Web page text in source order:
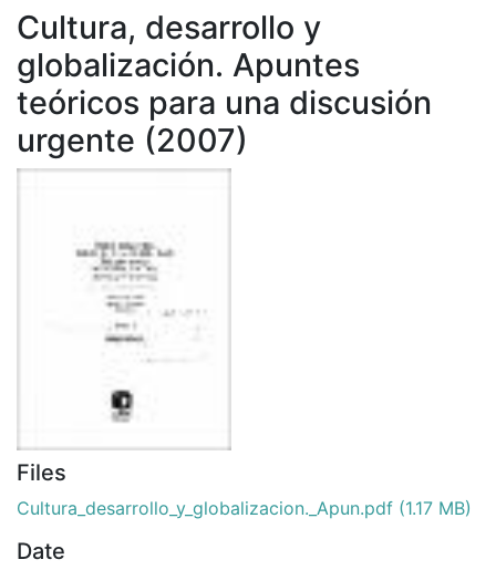
All of DSpace
Statistics
Cultura, desarrollo y
globalización. Apuntes
teóricos para una discusión
urgente (2007)
Files
Cultura_desarrollo_y_globalizacion._Apun.pdf (1.17 MB)
Date